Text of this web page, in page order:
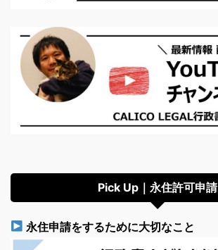
Pick Up｜永住許可申請
永住申請をするために大切なこと